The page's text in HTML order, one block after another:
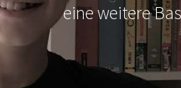
eine weitere